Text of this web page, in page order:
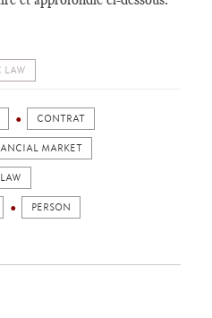
LAW
CONTRAT
MARKET
PERSON